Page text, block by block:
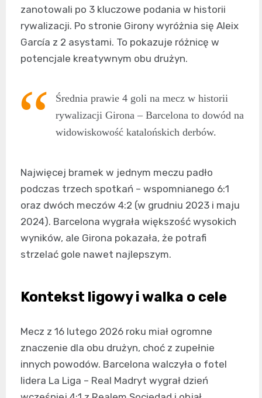
zanotowali po 3 kluczowe podania w historii
rywalizacji. Po stronie Girony wyróżnia się Aleix
García z 2 asystami. To pokazuje różnicę w
potencjale kreatywnym obu drużyn.
Średnia prawie 4 goli na mecz w historii
rywalizacji Girona – Barcelona to dowód na
widowiskowość katalońskich derbów.
Najwięcej bramek w jednym meczu padło
podczas trzech spotkań – wspomnianego 6:1
oraz dwóch meczów 4:2 (w grudniu 2023 i maju
2024). Barcelona wygrała większość wysokich
wyników, ale Girona pokazała, że potrafi
strzelać gole nawet najlepszym.
Kontekst ligowy i walka o cele
Mecz z 16 lutego 2026 roku miał ogromne
znaczenie dla obu drużyn, choć z zupełnie
innych powodów. Barcelona walczyła o fotel
lidera La Liga – Real Madryt wygrał dzień